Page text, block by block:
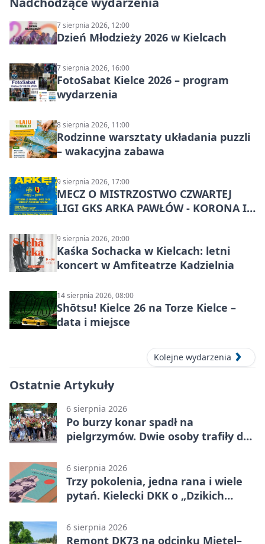
7 sierpnia 2026, 12:00
Dzień Młodzieży 2026 w Kielcach
7 sierpnia 2026, 16:00
FotoSabat Kielce 2026 – program
wydarzenia
8 sierpnia 2026, 11:00
Rodzinne warsztaty układania puzzli
– wakacyjna zabawa
9 sierpnia 2026, 17:00
MECZ O MISTRZOSTWO CZWARTEJ
LIGI GKS ARKA PAWŁÓW - KORONA III
9 sierpnia 2026, 20:00
Kaśka Sochacka w Kielcach: letni
koncert w Amfiteatrze Kadzielnia
14 sierpnia 2026, 08:00
Shōtsu! Kielce 26 na Torze Kielce –
data i miejsce
Kolejne wydarzenia
Ostatnie Artykuły
6 sierpnia 2026
Po burzy konar spadł na
pielgrzymów. Dwie osoby trafiły do
6 sierpnia 2026
Trzy pokolenia, jedna rana i wiele
pytań. Kielecki DKK o „Dzikich
6 sierpnia 2026
Remont DK73 na odcinku Mietel–